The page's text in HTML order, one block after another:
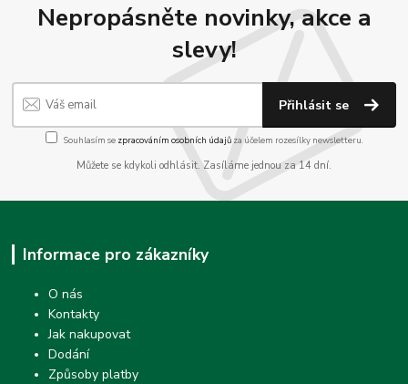
Nepropásněte novinky, akce a
slevy!
Přihlásit se
Souhlasím se zpracováním osobních údajůza účelem rozesílky newsletteru.
Můžete se kdykoli odhlásit. Zasíláme jednou za 14 dní.
Informace pro zákazníky
O nás
Kontakty
Jak nakupovat
Dodání
Způsoby platby